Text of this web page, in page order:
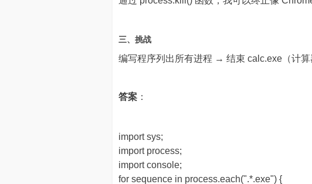
三、挑战
编写程序列出所有进程 → 结束 calc.exe（计
答案 ：
import sys;
import process;
import console;
for sequence in process.each(".*.exe") {